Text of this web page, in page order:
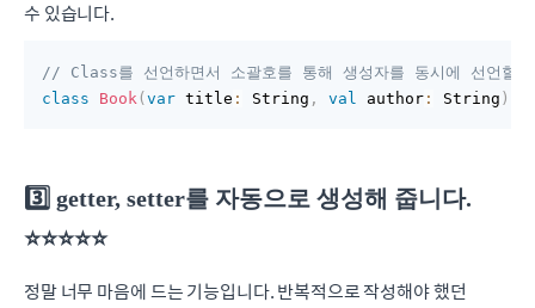
수 있습니다.
// Class를 선언하면서 소괄호를 통해 생성자를 동시에 선언
class
Book ( var title : String , val author : String )
3️⃣ getter, setter를 자동으로 생성해 줍니다.
⭐️⭐️⭐️⭐️⭐️
정말 너무 마음에 드는 기능입니다. 반복적으로 작성해야 했던